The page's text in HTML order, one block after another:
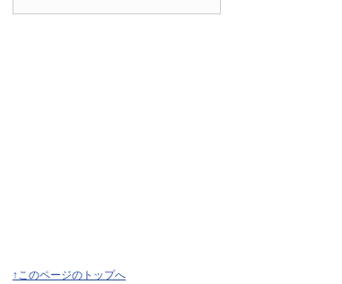
↑このページのトップへ